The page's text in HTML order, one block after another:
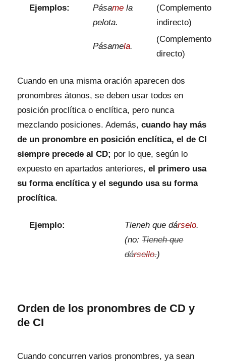
Ejemplos: Pásame la
pelota.
(Complemento
indirecto)
Pásamela.
(Complemento
directo)
Cuando en una misma oración aparecen dos
pronombres átonos, se deben usar todos en
posición proclítica o enclítica, pero nunca
mezclando posiciones. Además,cuando hay más
de un pronombre en posición enclítica, el de CI
siempre precede al CD; por lo que, según lo
expuesto en apartados anteriores,el primero usa
su forma enclítica y el segundo usa su forma
proclítica.
Ejemplo: Tieneh que dárselo.
(no:Tieneh que
dársello.)
Orden de los pronombres de CD y
de CI
Cuando concurren varios pronombres, ya sean